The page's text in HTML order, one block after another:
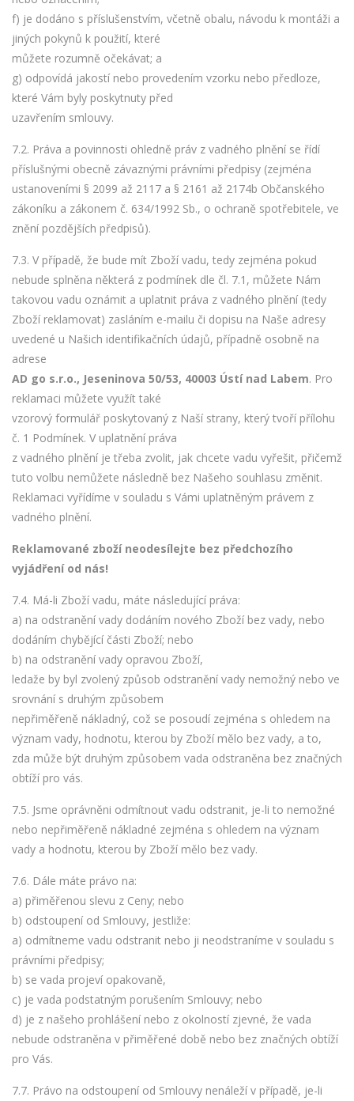
f) je dodáno s příslušenstvím, včetně obalu, návodu k montáži a
jiných pokynů k použití, které
můžete rozumně očekávat; a
g) odpovídá jakostí nebo provedením vzorku nebo předloze,
které Vám byly poskytnuty před
uzavřením smlouvy.
7.2. Práva a povinnosti ohledně práv z vadného plnění se řídí
příslušnými obecně závaznými právními předpisy (zejména
ustanoveními § 2099 až 2117 a § 2161 až 2174b Občanského
zákoníku a zákonem č. 634/1992 Sb., o ochraně spotřebitele, ve
znění pozdějších předpisů).
7.3. V případě, že bude mít Zboží vadu, tedy zejména pokud
nebude splněna některá z podmínek dle čl. 7.1, můžete Nám
takovou vadu oznámit a uplatnit práva z vadného plnění (tedy
Zboží reklamovat) zasláním e-mailu či dopisu na Naše adresy
uvedené u Našich identifikačních údajů, případně osobně na
adrese
AD go s.r.o., Jeseninova 50/53, 40003 Ústí nad Labem. Pro
reklamaci můžete využít také
vzorový formulář poskytovaný z Naší strany, který tvoří přílohu
č. 1 Podmínek. V uplatnění práva
z vadného plnění je třeba zvolit, jak chcete vadu vyřešit, přičemž
tuto volbu nemůžete následně bez Našeho souhlasu změnit.
Reklamaci vyřídíme v souladu s Vámi uplatněným právem z
vadného plnění.
Reklamované zboží neodesílejte bez předchozího
vyjádření od nás!
7.4. Má-li Zboží vadu, máte následující práva:
a) na odstranění vady dodáním nového Zboží bez vady, nebo
dodáním chybějící části Zboží; nebo
b) na odstranění vady opravou Zboží,
ledaže by byl zvolený způsob odstranění vady nemožný nebo ve
srovnání s druhým způsobem
nepřiměřeně nákladný, což se posoudí zejména s ohledem na
význam vady, hodnotu, kterou by Zboží mělo bez vady, a to,
zda může být druhým způsobem vada odstraněna bez značných
obtíží pro vás.
7.5. Jsme oprávněni odmítnout vadu odstranit, je-li to nemožné
nebo nepřiměřeně nákladné zejména s ohledem na význam
vady a hodnotu, kterou by Zboží mělo bez vady.
7.6. Dále máte právo na:
a) přiměřenou slevu z Ceny; nebo
b) odstoupení od Smlouvy, jestliže:
a) odmítneme vadu odstranit nebo ji neodstraníme v souladu s
právními předpisy;
b) se vada projeví opakovaně,
c) je vada podstatným porušením Smlouvy; nebo
d) je z našeho prohlášení nebo z okolností zjevné, že vada
nebude odstraněna v přiměřené době nebo bez značných obtíží
pro Vás.
7.7. Právo na odstoupení od Smlouvy nenáleží v případě, je-li